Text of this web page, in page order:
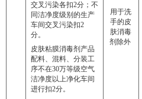
交叉污染各扣2分；不
同洁净度级别的生产
车间交叉污染扣2
分。
皮肤粘膜消毒剂产品
配料、混料、分装工
序不在30万等级空气
洁净度以上净化车间
进行扣2分。
用于洗
手的皮
肤消毒
剂除外